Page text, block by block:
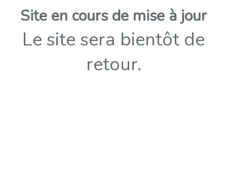
Site en cours de mise à jour
Le site sera bientôt de
retour.